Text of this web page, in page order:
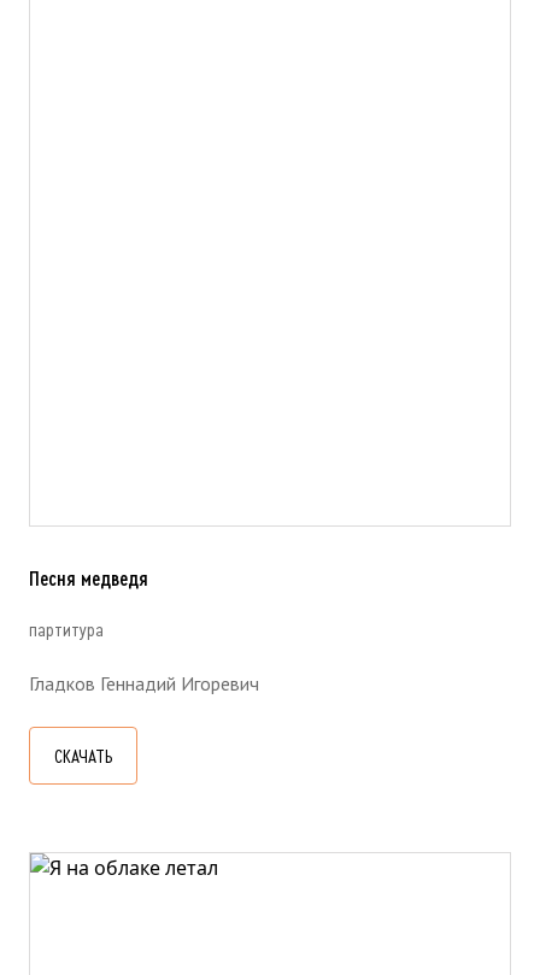
Песня медведя
партитура
Гладков Геннадий Игоревич
СКАЧАТЬ